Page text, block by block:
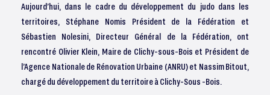
Aujourd’hui, dans le cadre du développement du judo dans les
territoires, Stéphane Nomis Président de la Fédération et
Sébastien Nolesini, Directeur Général de la Fédération, ont
rencontré Olivier Klein, Maire de Clichy-sous-Bois et Président de
l’Agence Nationale de Rénovation Urbaine (ANRU) et Nassim Bitout,
chargé du développement du territoire à Clichy-Sous -Bois.